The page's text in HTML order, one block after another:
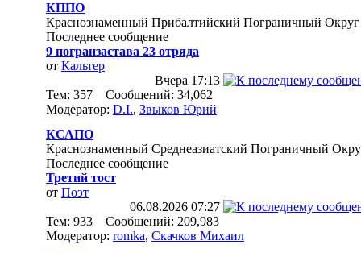
КППО
Краснознаменный Прибалтийский Пограничный Округ
Последнее сообщение
9 погранзастава 23 отряда
от Кальтер
Вчера 17:13
Тем: 357 Сообщений: 34,062
Модератор: D.I., Звыков Юрий
КСАПО
Краснознаменный Среднеазиатский Пограничный
Последнее сообщение
Третий тост
от Поэт
06.08.2026 07:27
Тем: 933 Сообщений: 209,983
Модератор: romka, Скачков Михаил